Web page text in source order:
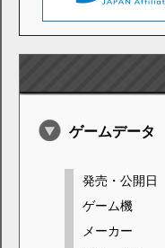
ゲームデータ
発売・公開日
ゲーム機
メーカー